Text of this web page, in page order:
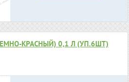
КРАСНЫЙ) 0,1 Л (УП.6ШТ)